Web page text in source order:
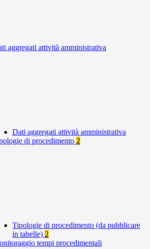
aggregati attività amministrativa
Dati aggregati attività amministrativa
di procedimento 2
Tipologie di procedimento (da pubblicare
in tabelle) 2
tempi procedimentali